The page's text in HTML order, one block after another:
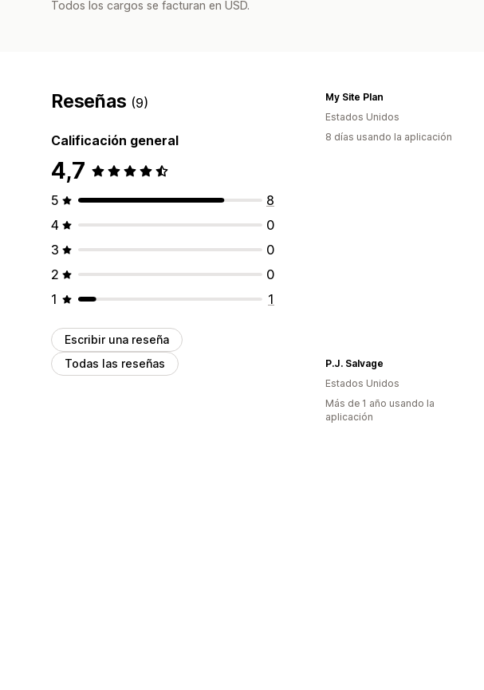
Todos los cargos se facturan en USD.
Reseñas (9)
Calificación general
4,7
5
8
4
0
3
0
2
0
1
1
Escribir una reseña
Todas las reseñas
My Site Plan
Estados Unidos
8 días usando la aplicación
P.J. Salvage
Estados Unidos
Más de 1 año usando la
aplicación